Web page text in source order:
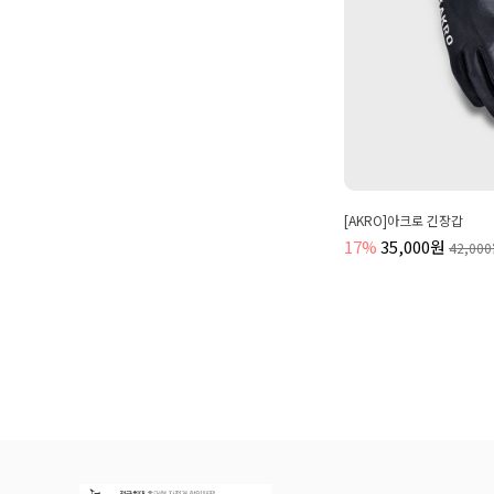
[AKRO]아크로 긴장갑
17%35,000원 42,000